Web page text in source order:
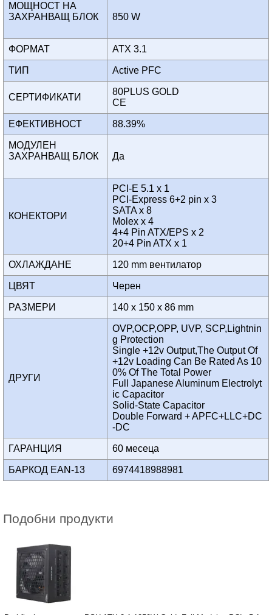
МОЩНОСТ НА
ЗАХРАНВАЩ БЛОК
850 W
ФОРМАТ ATX 3.1
ТИП Active PFC
СЕРТИФИКАТИ
80PLUS GOLD
CE
ЕФЕКТИВНОСТ 88.39%
МОДУЛЕН
ЗАХРАНВАЩ БЛОК
Да
КОНЕКТОРИ
PCI-E 5.1 x 1
PCI-Express 6+2 pin x 3
SATA x 8
Molex x 4
4+4 Pin ATX/EPS x 2
20+4 Pin ATX x 1
ОХЛАЖДАНЕ 120 mm вентилатор
ЦВЯТ Черен
РАЗМЕРИ 140 x 150 x 86 mm
ДРУГИ
OVP,OCP,OPP, UVP, SCP,Lightnin
g Protection
Single +12v Output,The Output Of
+12v Loading Can Be Rated As 10
0% Of The Total Power
Full Japanese Aluminum Electrolyt
ic Capacitor
Solid-State Capacitor
Double Forward + APFC+LLC+DC
-DC
ГАРАНЦИЯ 60 месеца
БАРКОД EAN-13 6974418988981
Подобни продукти